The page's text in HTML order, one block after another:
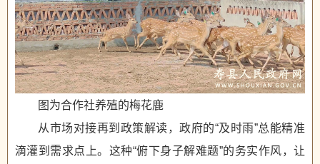
图为合作社养殖的梅花鹿
从市场对接再到政策解读，政府的“及时雨”总能精准
滴灌到需求点上。这种“俯下身子解难题”的务实作风，让